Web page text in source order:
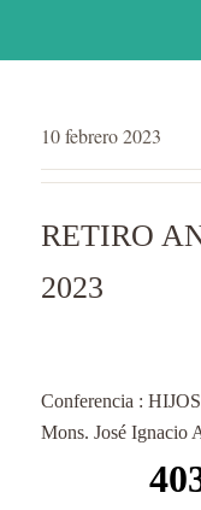
10 febrero 2023
RETIRO
2023
Conferencia :
Mons. José Ignacio